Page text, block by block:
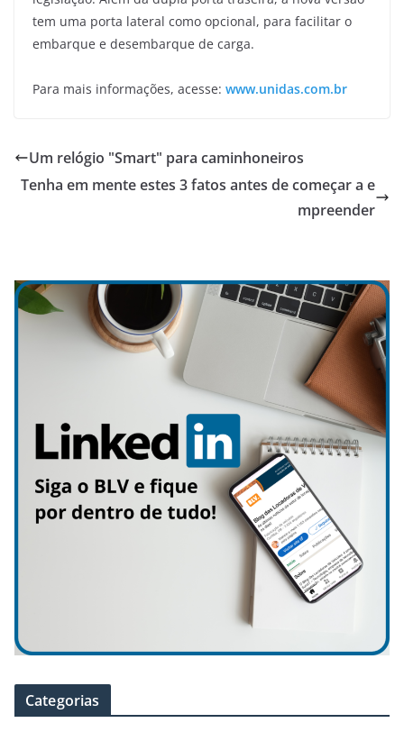
tem uma porta lateral como opcional, para facilitar o
embarque e desembarque de carga.
Para mais informações, acesse: www.unidas.com.br
Um relógio "Smart" para caminhoneiros
Tenha em mente estes 3 fatos antes de começar a e
mpreender
Categorias